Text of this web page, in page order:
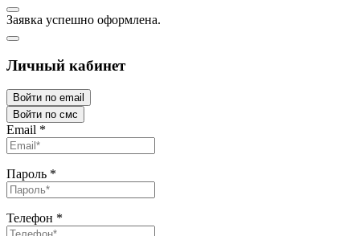
Заявка успешно оформлена.
Личный кабинет
Войти по email
Войти по смс
Email *
Пароль *
Телефон *